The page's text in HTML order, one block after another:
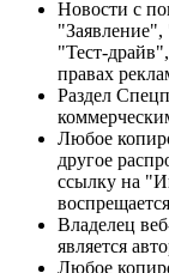
Новости с
"Тест-
правах
Раздел
Любое
другое
ссылку на
Владелец
является
Любое